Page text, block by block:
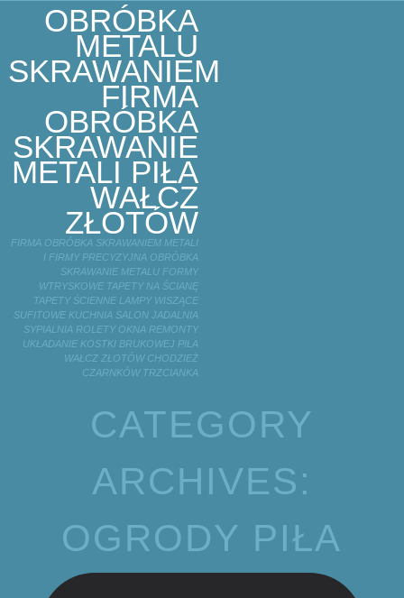
OBRÓBKA
METALU
SKRAWANIEM
FIRMA
OBRÓBKA
SKRAWANIE
METALI PIŁA
WAŁCZ
ZŁOTÓW
FIRMA OBRÓBKA SKRAWANIEM METALI
I FIRMY PRECYZYJNA OBRÓBKA
SKRAWANIE METALU FORMY
WTRYSKOWE TAPETY NA ŚCIANĘ
TAPETY ŚCIENNE LAMPY WISZĄCE
SUFITOWE KUCHNIA SALON JADALNIA
SYPIALNIA ROLETY OKNA REMONTY
UKŁADANIE KOSTKI BRUKOWEJ PIŁA
WAŁCZ ZŁOTÓW CHODZIEŻ
CZARNKÓW TRZCIANKA
CATEGORY
ARCHIVES:
OGRODY PIŁA